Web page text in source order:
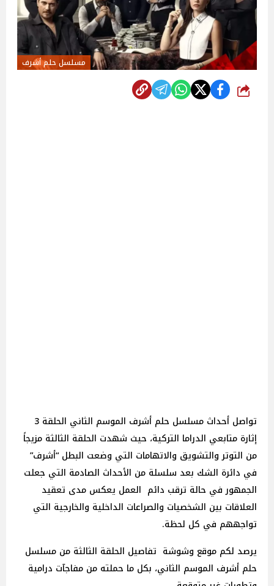
مسلسل حلم أشرف
شارك
تواصل أحداث مسلسل حلم أشرف الموسم الثاني الحلقة 3
إثارة متابعي الدراما التركية، حيث شهدت الحلقة الثالثة مزيجاً
من التوتر والتشويق والاتهامات التي وضعت البطل “أشرف”
في دائرة الشك بعد سلسلة من الأحداث الصادمة التي جعلت
الجمهور في حالة ترقب دائم العمل يعكس مدى تعقيد
العلاقات بين الشخصيات والصراعات الداخلية والخارجية التي
تواجههم في كل لحظة.
يرصد لكم موقع وشوشة تفاصيل الحلقة الثالثة من مسلسل
حلم أشرف الموسم الثاني، بكل ما حملته من مفاجآت درامية